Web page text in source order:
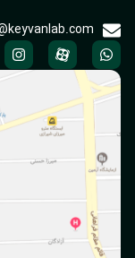
info@keyvanlab.com